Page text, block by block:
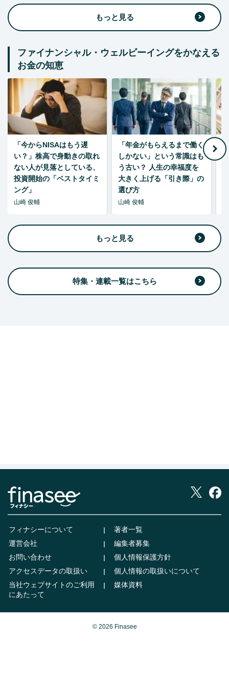
もっと見る
ファイナンシャル・ウェルビーイングをかなえる
お金の知恵
「今からNISAはもう遅
い？」株高で身動きの取れ
ない人が見落としている、
投資開始の「ベストタイミ
ング」
山崎 俊輔
「年金がもらえるまで働く
しかない」という常識はも
う古い？ 人生の幸福度を
大きく上げる「引き際」の
選び方
山崎 俊輔
もっと見る
特集・連載一覧はこちら
フィナシーについて
著者一覧
運営会社
編集者募集
お問い合わせ
個人情報保護方針
アクセスデータの取扱い
個人情報の取扱いについて
当社ウェブサイトのご利用
にあたって
媒体資料
© 2026 Finasee